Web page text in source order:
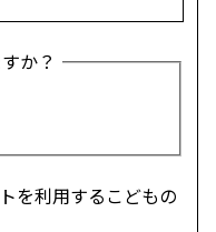
か？
を利用するこどもの